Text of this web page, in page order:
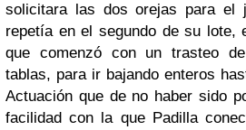
solicitara las dos orejas para el
repetía en el segundo de su lote,
que comenzó con un trasteo
tablas, para ir bajando enteros
Actuación que de no haber sido
facilidad con la que Padilla